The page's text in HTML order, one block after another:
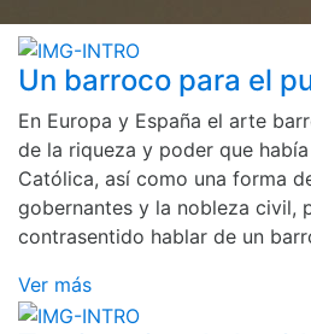
Un barroco para el
En Europa y España el arte
de la riqueza y poder que
Católica, así como una forma
gobernantes y la nobleza civil,
contrasentido hablar de un
Ver más